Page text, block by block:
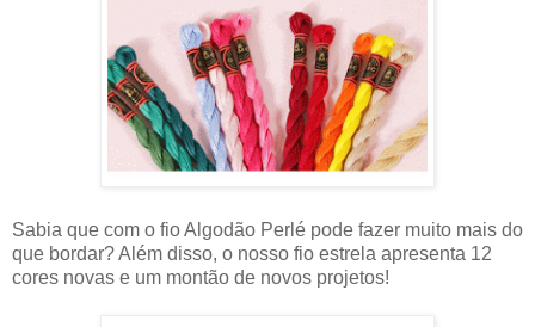
Sabia que com o fio Algodão Perlé pode fazer muito mais do
que bordar? Além disso, o nosso fio estrela apresenta 12
cores novas e um montão de novos projetos!